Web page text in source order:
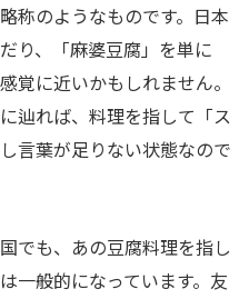
称のようなものです。日本
り、「麻婆豆腐」を単に
覚に近いかもしれません。
辿れば、料理を指して「ス
言葉が足りない状態なので
でも、あの豆腐料理を指し
一般的になっています。友